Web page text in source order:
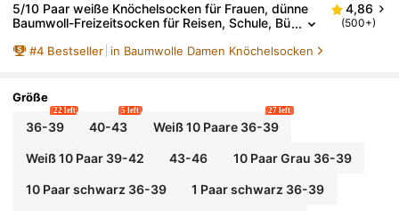
5/10 Paar weiße Knöchelsocken für Frauen, dünne
Baumwoll-Freizeitsocken für Reisen, Schule, Bü
4,86
(500+)
#4 Bestseller in Baumwolle Damen Knöchelsocken
Größe
36-39
22 left
40-43
5 left
Weiß 10 Paare 36-39
27 left
Weiß 10 Paar 39-42 43-46 10 Paar Grau 36-39
10 Paar schwarz 36-39 1 Paar schwarz 36-39